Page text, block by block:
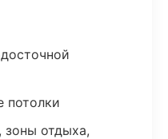
потолки
отдыха,